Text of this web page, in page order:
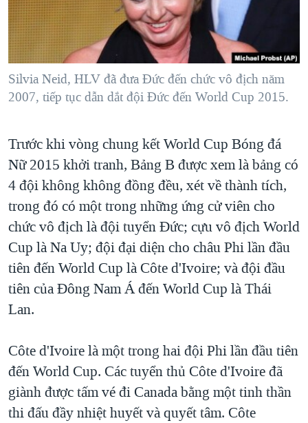
"Tìm"NGƯỜI VIỆT HẢI NGOẠI
ĐỜI SỐNG
KINH TẾ
KHOA HỌC
VĂN HOÁ
THỂ THAO
GIÁO DỤC
TẠI
HÀNH TRÌNH BẦU CỬ 2024
MỘT NĂM CHIẾN TRANH TẠI DẢI GAZA
GIẢI MÃ VÀNH ĐAI & CON ĐƯỜNG
NGÀY TỊ NẠN THẾ GIỚI
GROUND ZERO – XƯA VÀ NAY
CHI PHÍ CHIẾN TRANH AFGHANISTAN
CÁC GIÁ TRỊ CỘNG HÒA Ở VIỆT NAM
THƯỢNG ĐỈNH TRUMP-KIM TẠI VIỆT NAM
TRỊNH VĨNH BÌNH VS. CHÍNH PHỦ VIỆT NAM
NGƯ DÂN VIỆT VÀ LÀN SÓNG TRỘM HẢI SÂM
VIDEO
NGHE
MẠNG XÃ HỘI
Ngôn ngữ khác
Silvia Neid, HLV đã đưa Đức đến chức vô địch năm
2007, tiếp tục dẫn dắt đội Đức đến World Cup 2015.
Trước khi vòng chung kết World Cup Bóng đá
Nữ 2015 khởi tranh, Bảng B được xem là bảng có
4 đội không không đồng đều, xét về thành tích,
trong đó có một trong những ứng cử viên cho
chức vô địch là đội tuyển Đức; cựu vô địch World
Cup là Na Uy; đội đại diện cho châu Phi lần đầu
tiên đến World Cup là Côte d'Ivoire; và đội đầu
tiên của Ðông Nam Á đến World Cup là Thái
Lan.
Côte d'Ivoire là một trong hai đội Phi lần đầu tiên
đến World Cup. Các tuyển thủ Côte d'Ivoire đã
giành được tấm vé đi Canada bằng một tinh thần
thi đấu đầy nhiệt huyết và quyết tâm. Côte